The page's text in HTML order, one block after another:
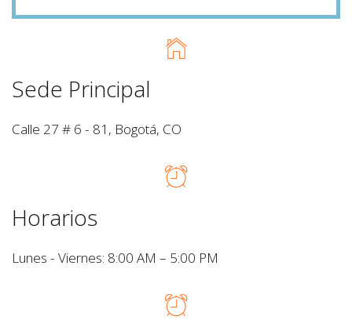
Sede Principal
Calle 27 # 6 - 81, Bogotá, CO
Horarios
Lunes - Viernes: 8:00 AM – 5:00 PM